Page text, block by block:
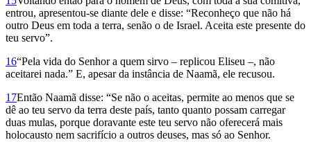
entrou, apresentou-se diante dele e disse: “Reconheço que não há
outro Deus em toda a terra, senão o de Israel. Aceita este presente do
teu servo”.
16“Pela vida do Senhor a quem sirvo – replicou Eliseu –, não
aceitarei nada.” E, apesar da instância de Naamã, ele recusou.
17Então Naamã disse: “Se não o aceitas, permite ao menos que se
dê ao teu servo da terra deste país, tanto quanto possam carregar
duas mulas, porque doravante este teu servo não oferecerá mais
holocausto nem sacrifício a outros deuses, mas só ao Senhor.